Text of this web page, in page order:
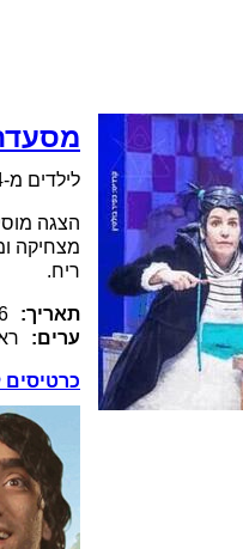
לילדים מ-4
הצגה
מצחיקה
ריח.
תאריך:
ערים:
כרטיסים